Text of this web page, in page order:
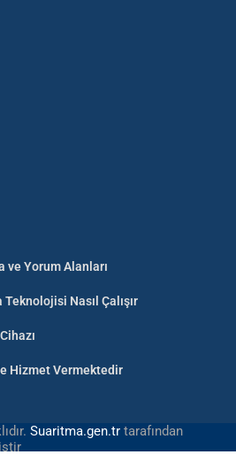
ve Yorum Alanları
Nasıl Çalışır
Hizmet Vermektedir
Suaritma.gen.tr tarafından